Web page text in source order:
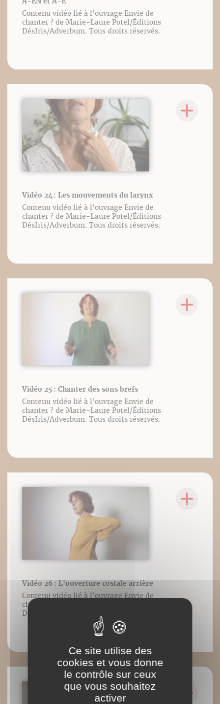
Contenu vidéo lié à l’ouvrage Envie de
chanter ? de Marie-Laure Potel/Éditions
DésIris/Adverbum. Tous droits réservés.
Vidéo 24 : Les mouvements du larynx
Contenu vidéo lié à l’ouvrage Envie de
chanter ? de Marie-Laure Potel/Éditions
DésIris/Adverbum. Tous droits réservés.
Vidéo 25 : Chanter des sons brefs
Contenu vidéo lié à l’ouvrage Envie de
chanter ? de Marie-Laure Potel/Éditions
DésIris/Adverbum. Tous droits réservés.
Vidéo 26 : L'ouverture costale arrière
Contenu vidéo lié à l’ouvrage Envie de
chanter ? de Marie-Laure Potel/Éditions
DésIris/Adverbum. Tous droits réservés.
Ce site utilise des
cookies et vous donne
le contrôle sur ceux
que vous souhaitez
activer